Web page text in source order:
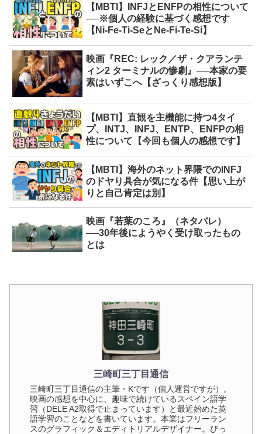
【MBTI】INFJとENFPの相性について
──※個人の経験に基づく感想です
【Ni-Fe-Ti-SeとNe-Fi-Te-Si】
映画『REC: レック／ザ・クアランテ
ィン2 ターミナルの惨劇』──本家の要
素はいずこへ【ざっくり感想版】
【MBTI】直観を主機能に持つ4タイ
プ、INTJ、INFJ、ENTP、ENFPの相
性について【今回も個人の感想です】
【MBTI】海外のネット界隈でのINFJ
のドヤり具合が気になる件【思い上が
りと自己肯定は別】
映画『若葉のころ』（ネタバレ）
──30年後にようやく受け取ったもの
とは
三崎町三丁目通信
三崎町三丁目通信の主筆・Kです（個人運営ですが）。
映画の感想を中心に、趣味で続けているスペイン語学
習（DELE A2取得で止まっています）と最近始めた英
語学習のことなどを書いています。本業はフリーラン
スのグラフィック＆エディトリアルデザイナー。びっ